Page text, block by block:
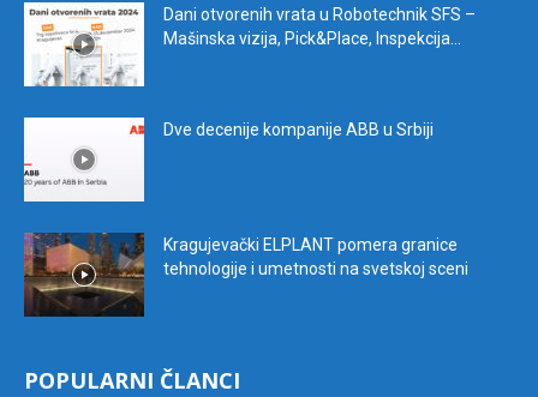
Dani otvorenih vrata u Robotechnik SFS –
Mašinska vizija, Pick&Place, Inspekcija...
Dve decenije kompanije ABB u Srbiji
Kragujevački ELPLANT pomera granice
tehnologije i umetnosti na svetskoj sceni
POPULARNI ČLANCI